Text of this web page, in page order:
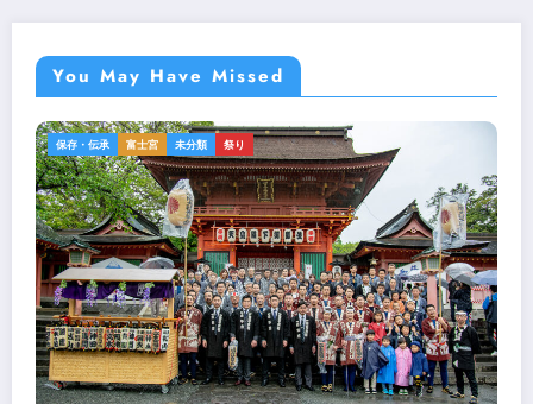
You May Have Missed
保存・伝承 富士宮 未分類 祭り